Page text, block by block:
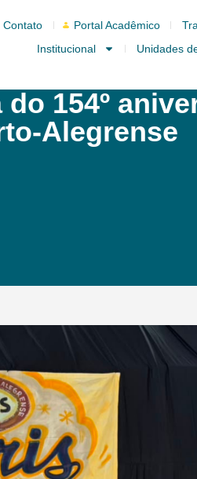
Contato Portal Acadêmico
Institucional
Unidades
154º
Alegrense